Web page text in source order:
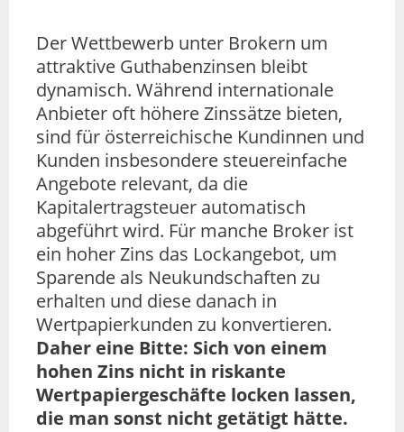
Der Wettbewerb unter Brokern um
attraktive Guthabenzinsen bleibt
dynamisch. Während internationale
Anbieter oft höhere Zinssätze bieten,
sind für österreichische Kundinnen und
Kunden insbesondere steuereinfache
Angebote relevant, da die
Kapitalertragsteuer automatisch
abgeführt wird. Für manche Broker ist
ein hoher Zins das Lockangebot, um
Sparende als Neukundschaften zu
erhalten und diese danach in
Wertpapierkunden zu konvertieren.
Daher eine Bitte: Sich von einem
hohen Zins nicht in riskante
Wertpapiergeschäfte locken lassen,
die man sonst nicht getätigt hätte.